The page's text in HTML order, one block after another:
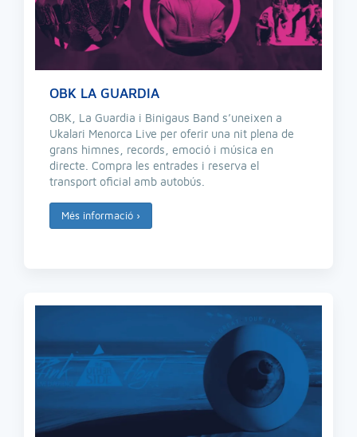
OBK LA GUARDIA
OBK, La Guardia i Binigaus Band s’uneixen a
Ukalari Menorca Live per oferir una nit plena de
grans himnes, records, emoció i música en
directe. Compra les entrades i reserva el
transport oficial amb autobús.
Més informació ›